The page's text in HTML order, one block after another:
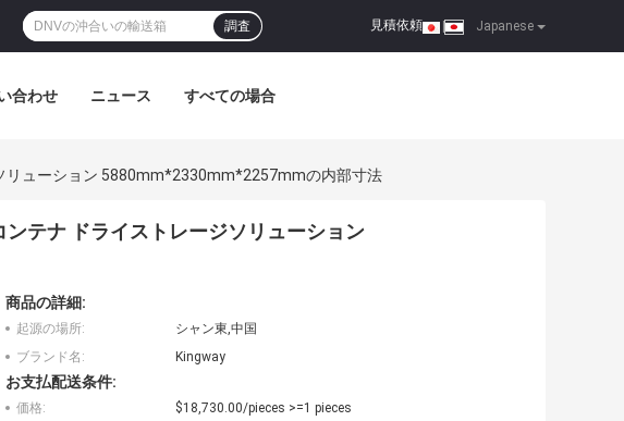
Japanese
見積依頼 |
調査
合わせ ニュース すべての場合
リューション 5880mm*2330mm*2257mmの内部寸法
テナ ドライストレージソリューション
商品の詳細:
起源の場所:
シャン東,中国
ブランド名:
Kingway
お支払配送条件:
価格:
$18,730.00/pieces >=1 pieces